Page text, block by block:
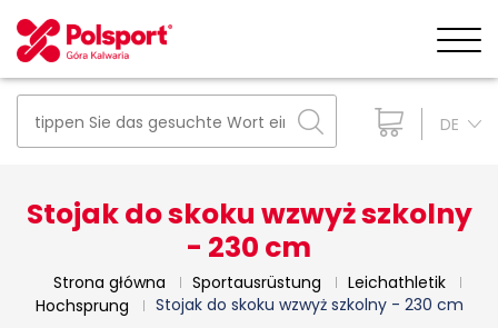
DE
Stojak do skoku wzwyż szkolny
- 230 cm
Strona główna Sportausrüstung
Leichathletik
Hochsprung
Stojak do skoku wzwyż szkolny - 230 cm